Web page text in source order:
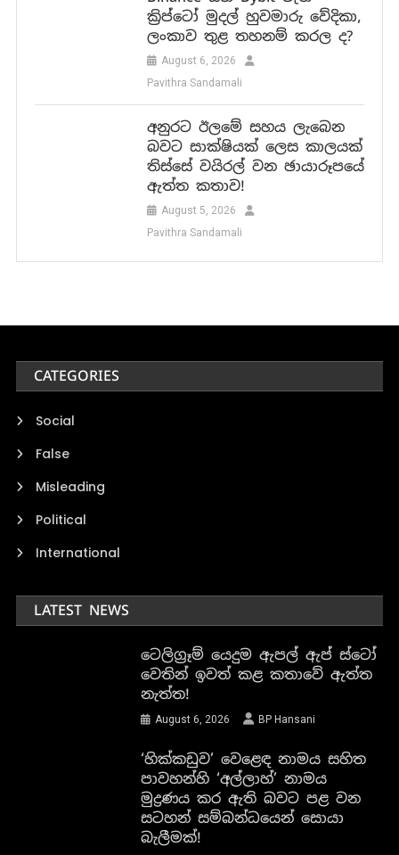
ක්‍රිප්ටෝ මුදල් හුවමාරු වේදිකා,
ලංකාව තුළ තහනම් කරල ද?
August 6, 2026
Pavithra Sandamali
අනුරට ඊලමේ සහය ලැබෙන
බවට සාක්ෂියක් ලෙස කාලයක්
තිස්සේ වයිරල් වන ඡායාරූපයේ
ඇත්ත කතාව!
August 5, 2026
Pavithra Sandamali
CATEGORIES
Social
False
Misleading
Political
International
LATEST NEWS
ටෙලිග්‍රෑම් යෙදුම ඇපල් ඇප් ස්ටෝ
වෙතින් ඉවත් කළ කතාවේ ඇත්ත
නැත්ත!
August 6, 2026 BP Hansani
‘හික්කඩුව’ වෙළෙඳ නාමය සහිත
පාවහන්හි ‘අල්ලාහ්’ නාමය
මුද්‍රණය කර ඇති බවට පළ වන
සටහන් සම්බන්ධයෙන් සොයා
බැලීමක්!